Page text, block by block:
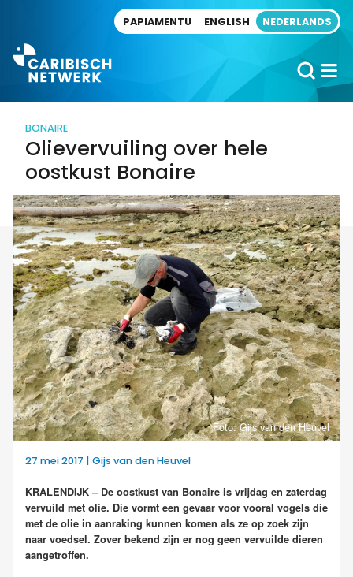
PAPIAMENTU ENGLISH NEDERLANDS
BONAIRE
Olievervuiling over hele
oostkust Bonaire
Foto: Gijs van den Heuvel
27 mei 2017 | Gijs van den Heuvel
KRALENDIJK – De oostkust van Bonaire is vrijdag en zaterdag
vervuild met olie. Die vormt een gevaar voor vooral vogels die
met de olie in aanraking kunnen komen als ze op zoek zijn
naar voedsel. Zover bekend zijn er nog geen vervuilde dieren
aangetroffen.